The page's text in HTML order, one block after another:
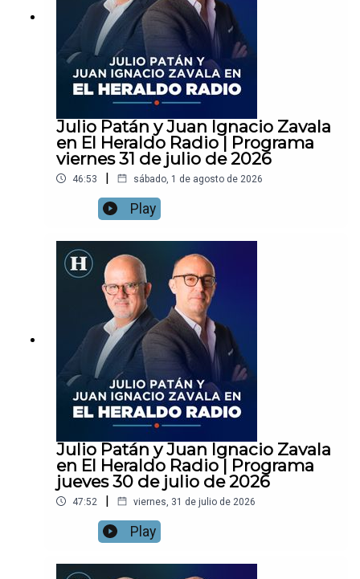
Julio Patán y Juan Ignacio Zavala
en El Heraldo Radio | Programa
viernes 31 de julio de 2026
46:53 | sábado, 1 de agosto de 2026
Play
Julio Patán y Juan Ignacio Zavala
en El Heraldo Radio | Programa
jueves 30 de julio de 2026
47:52 | viernes, 31 de julio de 2026
Play